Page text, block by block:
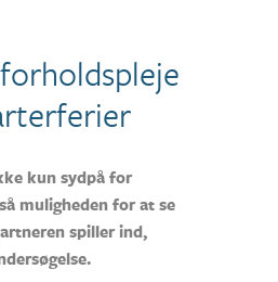
kun sydpå for
muligheden for at se
spiller ind,